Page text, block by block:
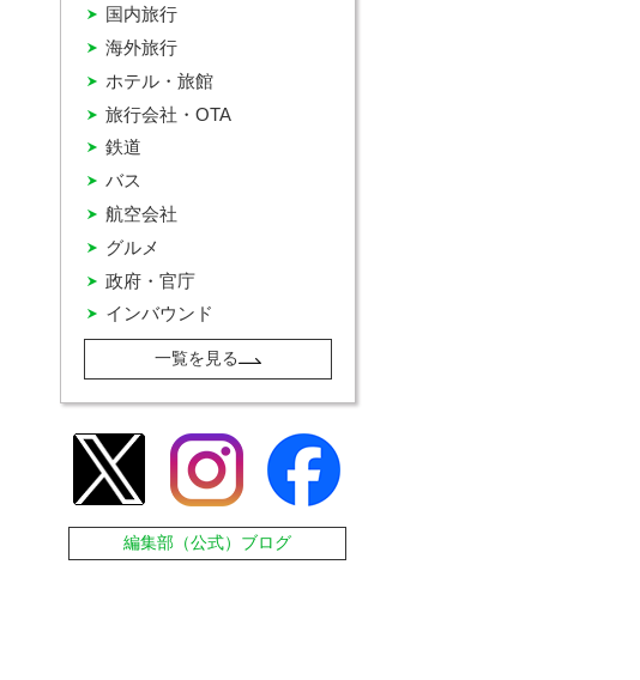
インバウンド
グルメ
バス
ホテル・旅館
国内旅行
政府・官庁
旅行会社・OTA
海外旅行
航空会社
鉄道
一覧を見る
編集部（公式）ブログ